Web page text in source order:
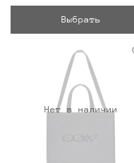
Выбрать
Нет в наличии